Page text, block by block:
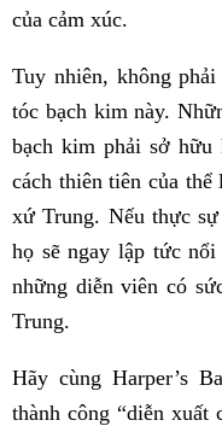
của cảm xúc.
Tuy nhiên, không
tóc bạch kim này.
bạch kim phải sở
cách thiên tiên của
xứ Trung. Nếu thực
họ sẽ ngay lập tức
những diễn viên có
Trung.
Hãy cùng Harper’s
thành công “diễn xuất